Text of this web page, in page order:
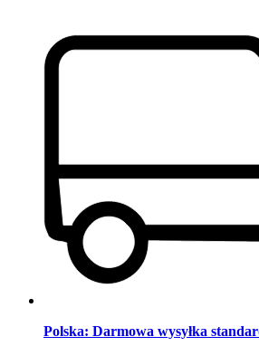
Polska: Darmowa wysyłka